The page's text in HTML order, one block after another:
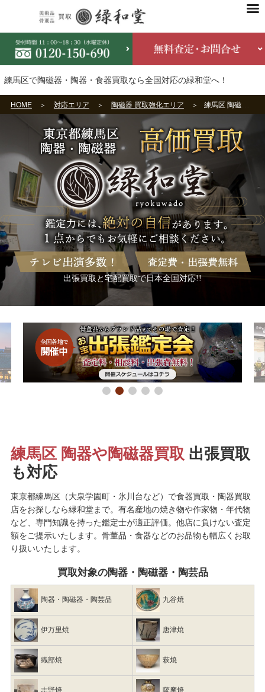
練馬区で陶磁器・陶器・食器買取なら全国対応の緑和堂へ！
HOME 対応エリア 陶磁器 買取強化エリア 練馬区 陶磁器・食器買取
出張買取と宅配買取で日本全国対応!!
練馬区 陶器や陶磁器買取 出張買取
も対応
東京都練馬区（大泉学園町・氷川台など）で食器買取・陶器買取
店をお探しなら緑和堂まで。有名産地の焼き物や作家物・年代物
など、専門知識を持った鑑定士が適正評価。他店に負けない査定
額をご提示いたします。骨董品・食器などのお品物も幅広くお取
り扱いいたします。
買取対象の陶器・陶磁器・陶芸品
陶器・陶磁器・陶芸品 九谷焼
伊万里焼 唐津焼
織部焼 萩焼